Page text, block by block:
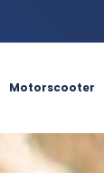
Motorscooter